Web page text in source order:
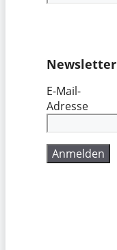
Newsletter
E-Mail-
Adresse